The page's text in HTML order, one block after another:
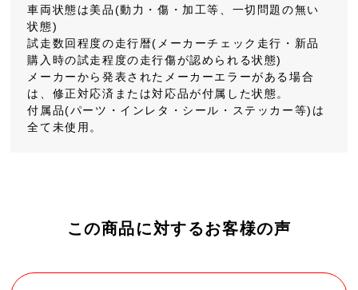
車両状態は美品(動力・傷・加工等、一切問題の無い
状態)
試走数回程度の走行暦(メーカーチェック走行・新品
購入時の試走程度の走行傷が認められる状態)
メーカーから発表されたメーカーエラーがある場合
は、修正対応済または対応品が付属した状態。
付属品(パーツ・インレタ・シール・ステッカー等)は
全て未使用。
この商品に対するお客様の声